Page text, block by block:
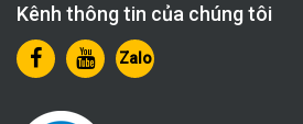
Kênh thông tin của chúng tôi
Zalo